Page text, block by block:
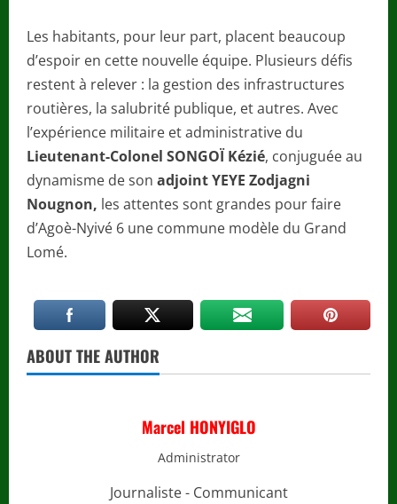
Les habitants, pour leur part, placent beaucoup
d’espoir en cette nouvelle équipe. Plusieurs défis
restent à relever : la gestion des infrastructures
routières, la salubrité publique, et autres. Avec
l’expérience militaire et administrative du
Lieutenant-Colonel SONGOÏ Kézié, conjuguée au
dynamisme de son adjoint YEYE Zodjagni
Nougnon, les attentes sont grandes pour faire
d’Agoè-Nyivé 6 une commune modèle du Grand
Lomé.
ABOUT THE AUTHOR
Marcel HONYIGLO
Administrator
Journaliste - Communicant